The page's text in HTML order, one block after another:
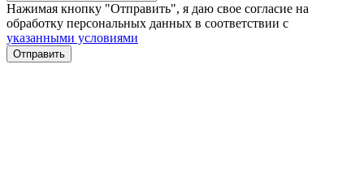
Нажимая кнопку "Отправить", я даю свое согласие на
обработку персональных данных в соответствии с
указанными условиями
Отправить